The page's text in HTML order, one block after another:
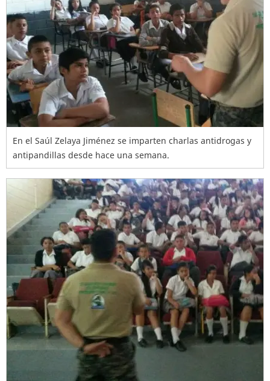
En el Saúl Zelaya Jiménez se imparten charlas antidrogas y
antipandillas desde hace una semana.